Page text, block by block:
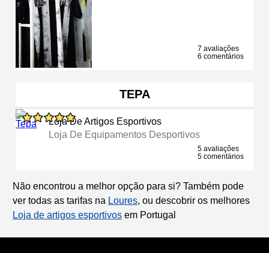
7 avaliações
6 comentários
TEPA
Loja De Artigos Esportivos
Loja De Equipamentos Desportivos
5 avaliações
5 comentários
Não encontrou a melhor opção para si? Também pode
ver todas as tarifas na Loures, ou descobrir os melhores
Loja de artigos esportivos em Portugal